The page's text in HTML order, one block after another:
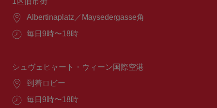
場
Albertinaplatz／Maysedergasse角
営
間：
毎日9時〜18時
シュヴェヒャート・ウィーン国際空港
場
到着ロビー
営
毎日9時〜18時